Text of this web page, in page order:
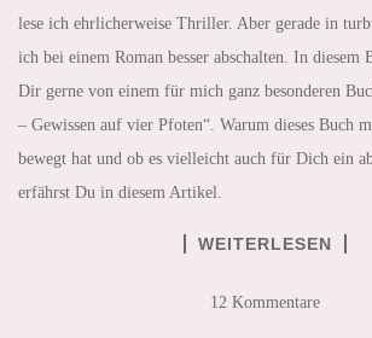
lese ich ehrlicherweise Thriller. Aber gerade in
ich bei einem Roman besser abschalten. In diesem
Dir gerne von einem für mich ganz besonderen
– Gewissen auf vier Pfoten“. Warum dieses Buch
bewegt hat und ob es vielleicht auch für Dich ein
erfährst Du in diesem Artikel.
WEITERLESEN
12 Kommentare